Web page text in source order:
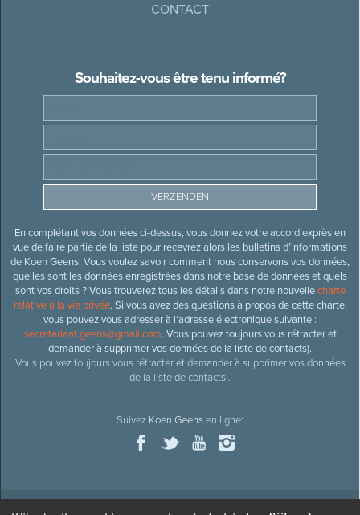
CONTACT
Souhaitez-vous être tenu informé?
En complétant vos données ci-dessus, vous donnez votre accord exprès en
vue de faire partie de la liste pour recevrez alors les bulletins d’informations
de Koen Geens. Vous voulez savoir comment nous conservons vos données,
quelles sont les données enregistrées dans notre base de données et quels
sont vos droits ? Vous trouverez tous les détails dans notre nouvellecharte
relative à la vie privée. Si vous avez des questions à propos de cette charte,
vous pouvez vous adresser à l’adresse électronique suivante :
secretariaat.geens@gmail.com. Vous pouvez toujours vous rétracter et
demander à supprimer vos données de la liste de contacts).
Vous pouvez toujours vous rétracter et demander à supprimer vos données
de la liste de contacts).
Suivez Koen Geensen ligne: